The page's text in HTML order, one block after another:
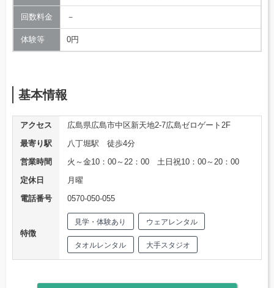
回数料金 －
体験等 0円
基本情報
アクセス
広島県広島市中区新天地2-7広島ゼロゲート2F
最寄り駅
八丁堀駅 徒歩4分
営業時間
火～金10：00～22：00 土日祝10：00～20：00
定休日
月曜
電話番号
0570-050-055
特徴
見学・体験あり ウェアレンタル
タオルレンタル 大手スタジオ